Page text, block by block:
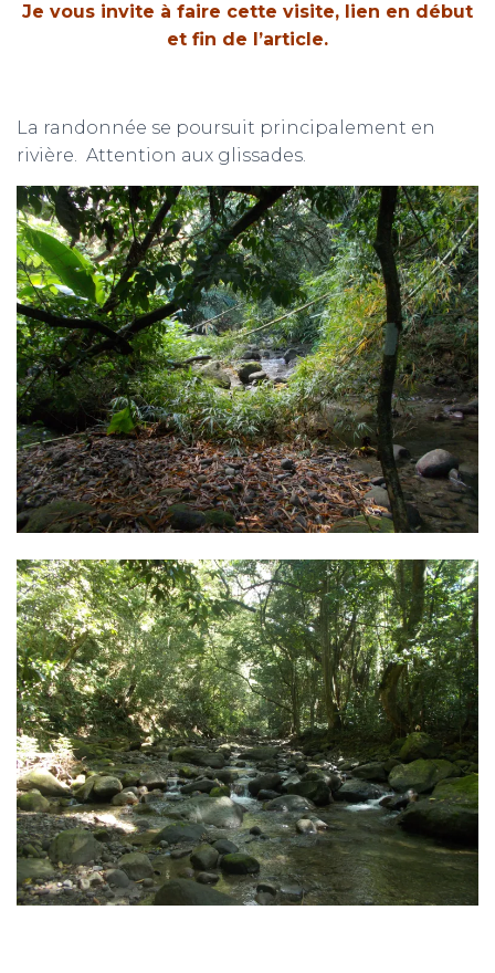
Je vous invite à faire cette visite, lien en début
et fin de l’article.
La randonnée se poursuit principalement en
rivière. Attention aux glissades.